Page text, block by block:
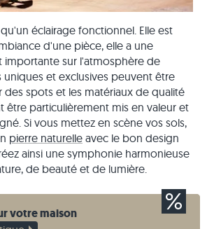
éclairage fonctionnel. Elle est
d'une pièce, elle a une
importante sur l'atmosphère de
uniques et exclusives peuvent être
des spots et les matériaux de qualité
être particulièrement mis en valeur et
Si vous mettez en scène vos sols,
pierre naturelle avec le bon design
ainsi une symphonie harmonieuse
de beauté et de lumière.
votre maison